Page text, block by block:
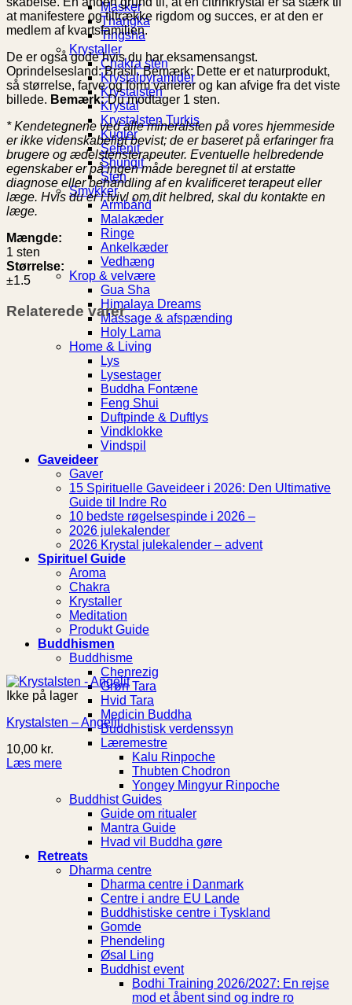
Masker
Thangka
Tingsha
Krystaller
Chakra sten
Krystalpyramider
Krystalsten
Krystal
Krystalsten Turkis
Kugler
Selenit
Shungit
Sten
Smykker
Armbånd
Malakæder
Ringe
Ankelkæder
Vedhæng
Krop & velvære
Gua Sha
Himalaya Dreams
Massage & afspænding
Holy Lama
Home & Living
Lys
Lysestager
Buddha Fontæne
Feng Shui
Duftpinde & Duftlys
Vindklokke
Vindspil
Gaveideer
Gaver
15 Spirituelle Gaveideer i 2026: Den Ultimative
Guide til Indre Ro
10 bedste røgelsespinde i 2026 –
2026 julekalender
2026 Krystal julekalender – advent
Spirituel Guide
Aroma
Chakra
Krystaller
Meditation
Produkt Guide
Buddhismen
Buddhisme
Chenrezig
Grøn Tara
Hvid Tara
Medicin Buddha
Buddhistisk verdenssyn
Læremestre
Kalu Rinpoche
Thubten Chodron
Yongey Mingyur Rinpoche
Buddhist Guides
Guide om ritualer
Mantra Guide
Hvad vil Buddha gøre
Retreats
Dharma centre
Dharma centre i Danmark
Centre i andre EU Lande
Buddhistiske centre i Tyskland
Gomde
Phendeling
Øsal Ling
Buddhist event
Bodhi Training 2026/2027: En rejse
mod et åbent sind og indre ro
at manifestere og tiltrække rigdom og succes, er at den er
medlem af kvartsfamilien.
De er også gode hvis du har eksamensangst.
Oprindelsesland: Brasil. Bemærk: Dette er et naturprodukt,
så størrelse, farve og form varierer og kan afvige fra det viste
billede. Bemærk:Du modtager 1 sten.
* Kendetegnene ved alle mineralsten på vores hjemmeside
er ikke videnskabeligt bevist; de er baseret på erfaringer fra
brugere og ædelstensterapeuter. Eventuelle helbredende
egenskaber er på ingen måde beregnet til at erstatte
diagnose eller behandling af en kvalificeret terapeut eller
læge. Hvis du er i tvivl om dit helbred, skal du kontakte en
læge.
Mængde:
1 sten
Størrelse:
±1.5
Relaterede varer
Ikke på lager
Krystalsten – Angelit
10,00 kr.
Læs mere